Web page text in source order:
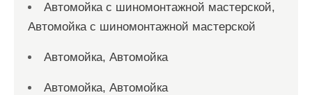
Автомойка с шиномонтажной мастерской,
Автомойка с шиномонтажной мастерской
Автомойка, Автомойка
Автомойка, Автомойка